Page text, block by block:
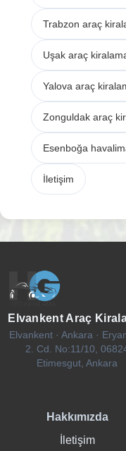
Trabzon araç
Uşak araç
Yalova araç
Zonguldak araç
Esenboğa
İletişim
Elvankent Araç
Elvankent · Ankara ·
2. Cd. No:11/10,
Etimesgut, Ankara
Hakkımızda
İletişim